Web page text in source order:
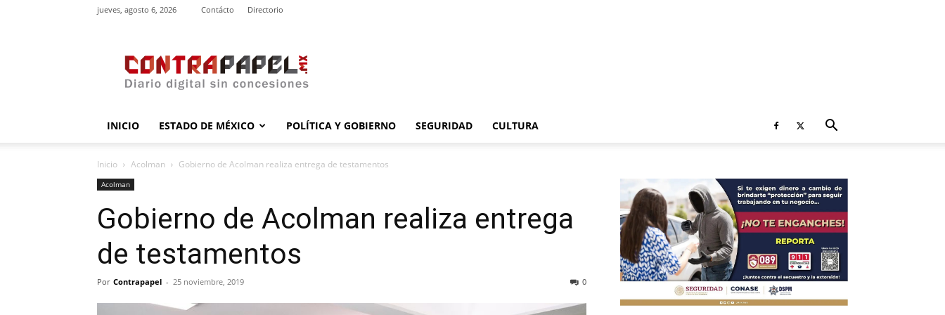
jueves, agosto 6, 2026 Contácto Directorio
INICIO ESTADO DE MÉXICO POLÍTICA Y GOBIERNO SEGURIDAD CULTURA
Inicio Acolman Gobierno de Acolman realiza entrega de testamentos
Acolman
Gobierno de Acolman realiza entrega
de testamentos
Por Contrapapel - 25 noviembre, 2019 0